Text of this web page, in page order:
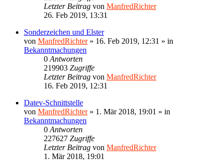
Letzter Beitrag von ManfredRichter
26. Feb 2019, 13:31
Sonderzeichen und Elster
von ManfredRichter» 16. Feb 2019, 12:31 » in
Bekanntmachungen
0 Antworten
219903 Zugriffe
Letzter Beitrag von ManfredRichter
16. Feb 2019, 12:31
Datev-Schnittstelle
von ManfredRichter» 1. Mär 2018, 19:01 » in
Bekanntmachungen
0 Antworten
227627 Zugriffe
Letzter Beitrag von ManfredRichter
1. Mär 2018, 19:01